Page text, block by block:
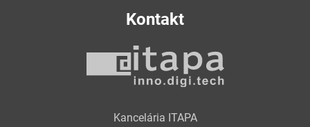
Kontakt
Kancelária ITAPA